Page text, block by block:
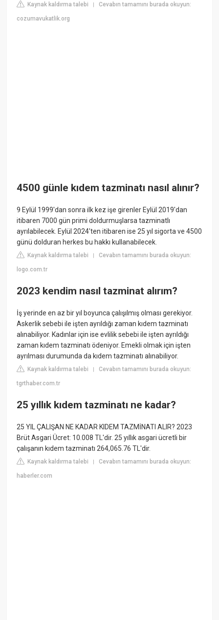
Kaynak kaldırma talebi |Cevabın tamamını burada okuyun:
cozumavukatlik.org
4500 günle kıdem tazminatı nasıl alınır?
9 Eylül 1999'dan sonra ilk kez işe girenler Eylül 2019'dan
itibaren 7000 gün primi doldurmuşlarsa tazminatlı
ayrılabilecek. Eylül 2024'ten itibaren ise 25 yıl sigorta ve 4500
günü dolduran herkes bu hakkı kullanabilecek.
Kaynak kaldırma talebi |Cevabın tamamını burada okuyun:
logo.com.tr
2023 kendim nasıl tazminat alırım?
İş yerinde en az bir yıl boyunca çalışılmış olması gerekiyor.
Askerlik sebebi ile işten ayrıldığı zaman kıdem tazminatı
alınabiliyor. Kadınlar için ise evlilik sebebi ile işten ayrıldığı
zaman kıdem tazminatı ödeniyor. Emekli olmak için işten
ayrılması durumunda da kıdem tazminatı alınabiliyor.
Kaynak kaldırma talebi |Cevabın tamamını burada okuyun:
tgrthaber.com.tr
25 yıllık kıdem tazminatı ne kadar?
25 YIL ÇALIŞAN NE KADAR KIDEM TAZMİNATI ALIR? 2023
Brüt Asgari Ücret: 10.008 TL'dir. 25 yıllık asgari ücretli bir
çalışanın kıdem tazminatı 264,065.76 TL'dir.
Kaynak kaldırma talebi |Cevabın tamamını burada okuyun:
haberler.com